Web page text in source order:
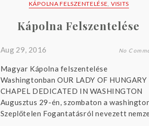
KÁPOLNA FELSZENTELÉSE VISITS
Kápolna Felszentelése
Aug 29, 2016 No
Magyar Kápolna felszentelése
Washingtonban OUR LADY OF HUNGARY
CHAPEL DEDICATED IN WASHINGTON
Augusztus 29-én, szombaton a
Szeplőtelen Fogantatásról nevezett